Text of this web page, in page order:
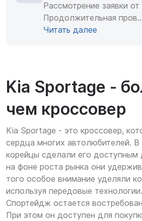
Рассмотрение заявки от
Продолжительная пров
Читать далее
Kia Sportage -
чем кроссовер
Kia Sportage - это кроссовер,
сердца многих автолюбителей. В
корейцы сделали его доступным
на фоне роста рынка они
того особое внимание уделяли
используя передовые
Спортейдж остается
При этом он доступен для